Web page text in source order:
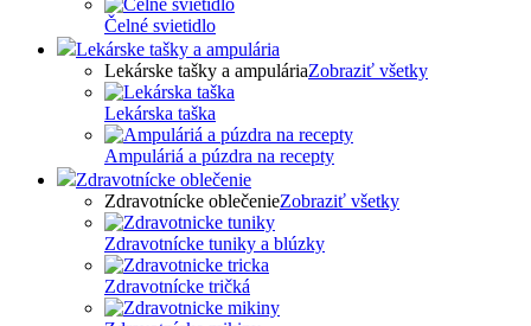
Čelné svietidlo
Lekárske tašky a ampulária
Lekárske tašky a ampuláriaZobraziť všetky
Lekárska taška
Ampuláriá a púzdra na recepty
Zdravotnícke oblečenie
Zdravotnícke oblečenieZobraziť všetky
Zdravotnícke tuniky a blúzky
Zdravotnícke tričká